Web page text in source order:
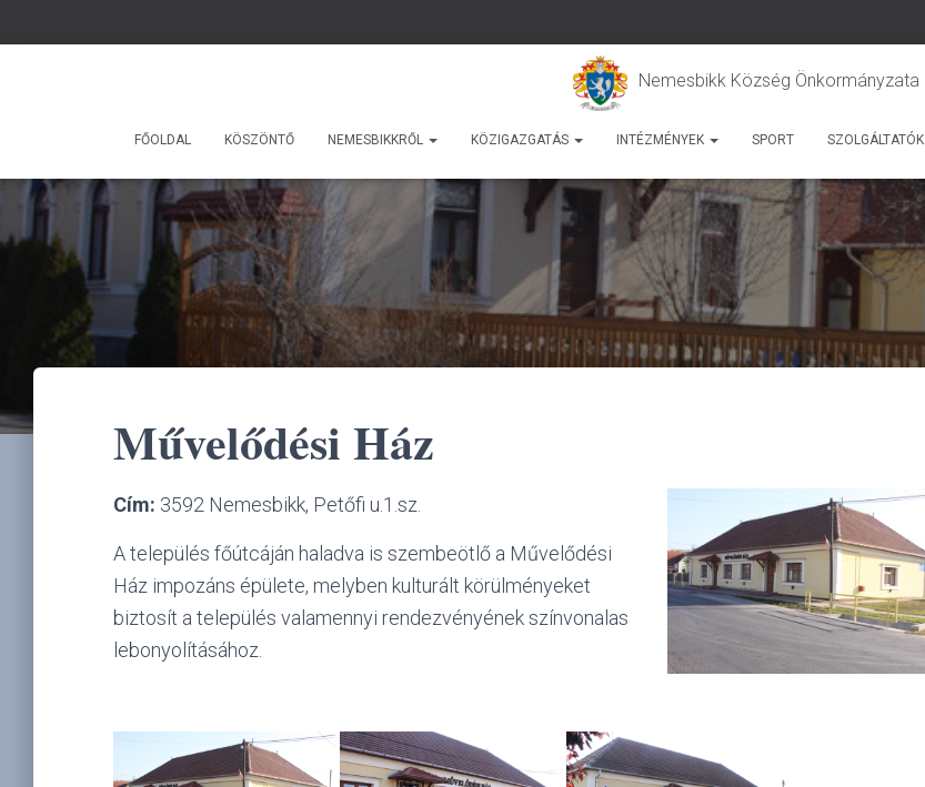
Nemesbikk Község Önkormányzata
FŐOLDAL KÖSZÖNTŐ NEMESBIKKRŐL KÖZIGAZGATÁS INTÉZMÉNYEK SPORT SZOLGÁLTATÓK
Művelődési Ház
Cím: 3592 Nemesbikk, Petőfi u.1.sz.
A település főútcáján haladva is szembeötlő a Művelődési
Ház impozáns épülete, melyben kulturált körülményeket
biztosít a település valamennyi rendezvényének színvonalas
lebonyolításához.